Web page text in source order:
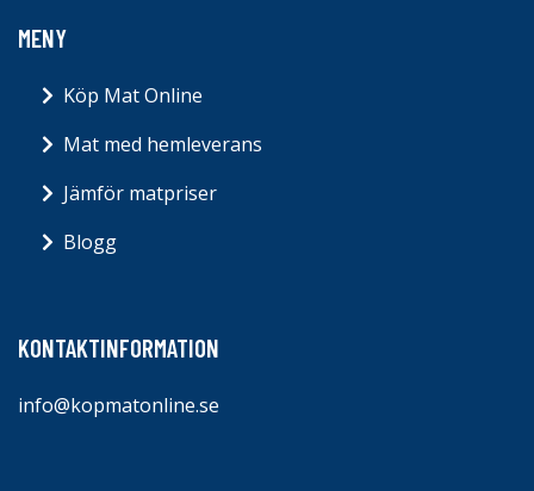
MENY
Köp Mat Online
Mat med hemleverans
Jämför matpriser
Blogg
KONTAKTINFORMATION
info@kopmatonline.se